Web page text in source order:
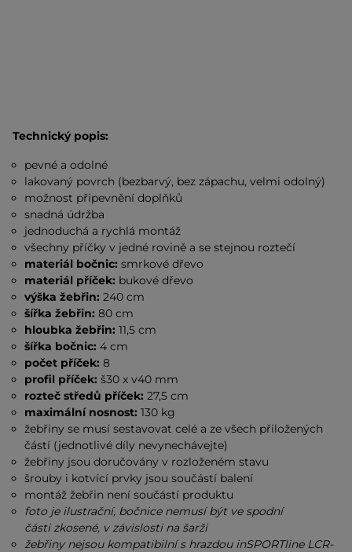
Technický popis:
pevné a odolné
lakovaný povrch (bezbarvý, bez zápachu, velmi odolný)
možnost připevnění doplňků
snadná údržba
jednoduchá a rychlá montáž
všechny příčky v jedné rovině a se stejnou roztečí
materiál bočnic: smrkové dřevo
materiál příček: bukové dřevo
výška žebřin: 240 cm
šířka žebřin: 80 cm
hloubka žebřin: 11,5 cm
šířka bočnic: 4 cm
počet příček:8
profil příček:š30 x v40 mm
rozteč středů příček:27,5 cm
maximální nosnost:130 kg
žebřiny se musí sestavovat celé a ze všech přiložených
částí (jednotlivé díly nevynechávejte)
žebřiny jsou doručovány v rozloženém stavu
šrouby i kotvící prvky jsou součástí balení
montáž žebřin není součástí produktu
foto je ilustrační, bočnice nemusí být ve spodní
části zkosené, v závislosti na šarži
žebřiny nejsou kompatibilní s hrazdou inSPORTline LCR-